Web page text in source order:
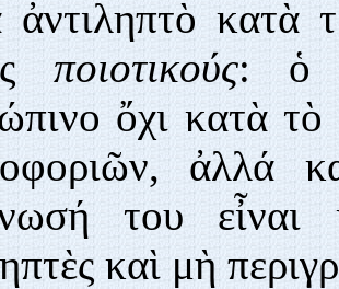
ἀντιληπτὸ κατὰ
ποιοτικούς: ὁ
ὄχι κατὰ τὸ
ἀλλά
του εἶναι
καὶ μὴ